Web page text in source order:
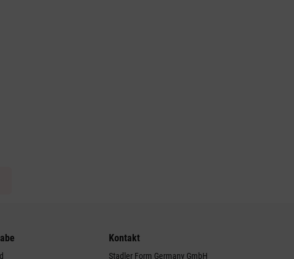
Kontakt
Stadler Form Germany GmbH